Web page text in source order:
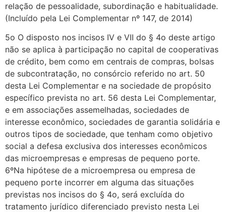
relação de pessoalidade, subordinação e habitualidade.
(Incluído pela Lei Complementar nº 147, de 2014)
5o O disposto nos incisos IV e VII do § 4o deste artigo
não se aplica à participação no capital de cooperativas
de crédito, bem como em centrais de compras, bolsas
de subcontratação, no consórcio referido no art. 50
desta Lei Complementar e na sociedade de propósito
específico prevista no art. 56 desta Lei Complementar,
e em associações assemelhadas, sociedades de
interesse econômico, sociedades de garantia solidária e
outros tipos de sociedade, que tenham como objetivo
social a defesa exclusiva dos interesses econômicos
das microempresas e empresas de pequeno porte.
6ºNa hipótese de a microempresa ou empresa de
pequeno porte incorrer em alguma das situações
previstas nos incisos do § 4o, será excluída do
tratamento jurídico diferenciado previsto nesta Lei